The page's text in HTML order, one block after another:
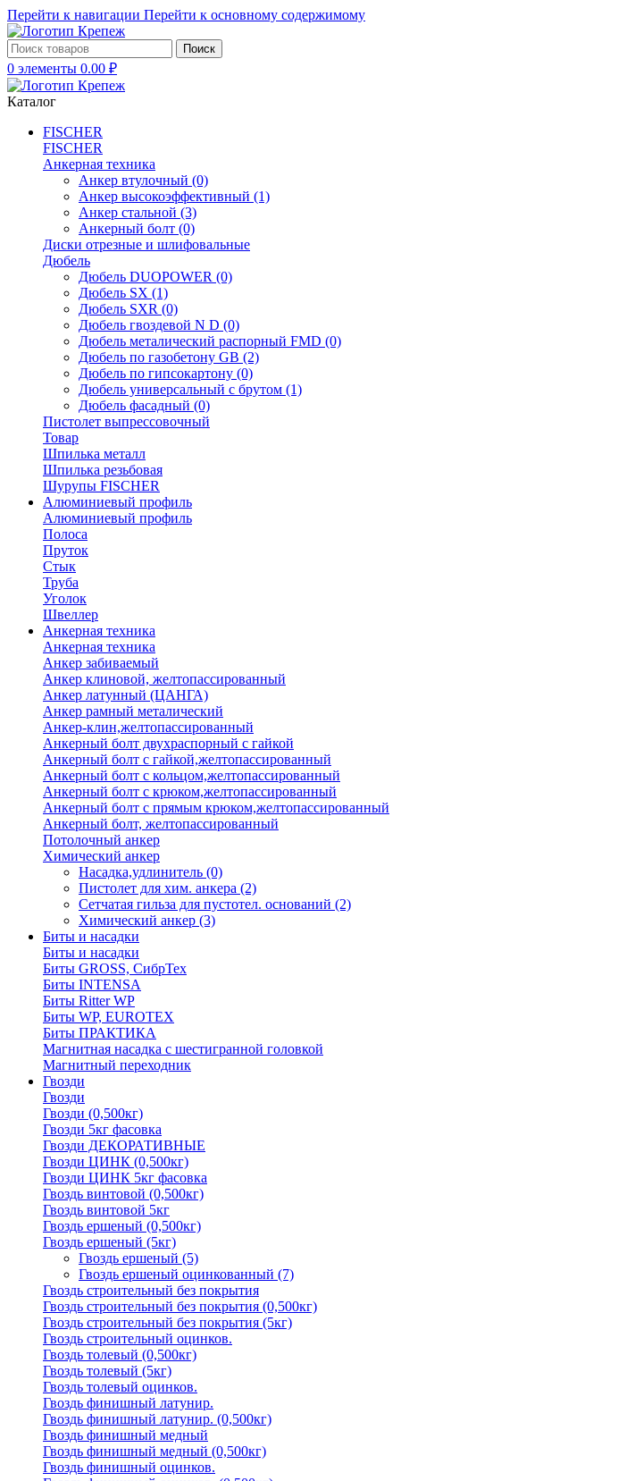
Перейти к навигации Перейти к основному содержимому
Поиск
0 элементы 0.00 ₽
Каталог
FISCHER
FISCHER
Анкерная техника
Анкер втулочный (0)
Анкер высокоэффективный (1)
Анкер стальной (3)
Анкерный болт (0)
Диски отрезные и шлифовальные
Дюбель
Дюбель DUOPOWER (0)
Дюбель SX (1)
Дюбель SXR (0)
Дюбель гвоздевой N D (0)
Дюбель металический распорный FMD (0)
Дюбель по газобетону GB (2)
Дюбель по гипсокартону (0)
Дюбель универсальный с брутом (1)
Дюбель фасадный (0)
Пистолет выпрессовочный
Товар
Шпилька металл
Шпилька резьбовая
Шурупы FISCHER
Алюминиевый профиль
Алюминиевый профиль
Полоса
Пруток
Стык
Труба
Уголок
Швеллер
Анкерная техника
Анкерная техника
Анкер забиваемый
Анкер клиновой, желтопассированный
Анкер латунный (ЦАНГА)
Анкер рамный металический
Анкер-клин,желтопассированный
Анкерный болт двухраспорный с гайкой
Анкерный болт с гайкой,желтопассированный
Анкерный болт с кольцом,желтопассированный
Анкерный болт с крюком,желтопассированный
Анкерный болт с прямым крюком,желтопассированный
Анкерный болт, желтопассированный
Потолочный анкер
Химический анкер
Насадка,удлинитель (0)
Пистолет для хим. анкера (2)
Сетчатая гильза для пустотел. оснований (2)
Химический анкер (3)
Биты и насадки
Биты и насадки
Биты GROSS, СибрТех
Биты INTENSA
Биты Ritter WP
Биты WP, EUROTEX
Биты ПРАКТИКА
Магнитная насадка с шестигранной головкой
Магнитный переходник
Гвозди
Гвозди
Гвозди (0,500кг)
Гвозди 5кг фасовка
Гвозди ДЕКОРАТИВНЫЕ
Гвозди ЦИНК (0,500кг)
Гвозди ЦИНК 5кг фасовка
Гвоздь винтовой (0,500кг)
Гвоздь винтовой 5кг
Гвоздь ершеный (0,500кг)
Гвоздь ершеный (5кг)
Гвоздь ершеный (5)
Гвоздь ершеный оцинкованный (7)
Гвоздь строительный без покрытия
Гвоздь строительный без покрытия (0,500кг)
Гвоздь строительный без покрытия (5кг)
Гвоздь строительный оцинков.
Гвоздь толевый (0,500кг)
Гвоздь толевый (5кг)
Гвоздь толевый оцинков.
Гвоздь финишный латунир.
Гвоздь финишный латунир. (0,500кг)
Гвоздь финишный медный
Гвоздь финишный медный (0,500кг)
Гвоздь финишный оцинков.